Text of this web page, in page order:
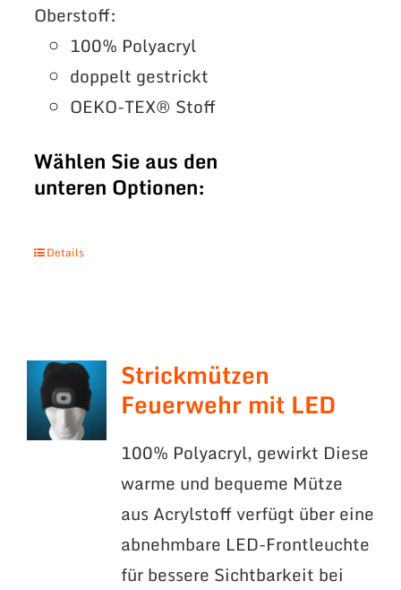
Oberstoff:
100% Polyacryl
doppelt gestrickt
OEKO-TEX® Stoff
Wählen Sie aus den
unteren Optionen:
Details
Strickmützen
Feuerwehr mit LED
100% Polyacryl, gewirkt Diese
warme und bequeme Mütze
aus Acrylstoff verfügt über eine
abnehmbare LED-Frontleuchte
für bessere Sichtbarkeit bei